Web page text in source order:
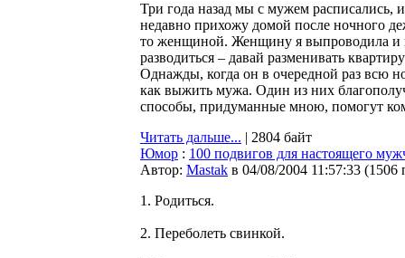
Три года назад мы с мужем расписались,
недавно прихожу домой после ночного
то женщиной. Женщину я выпроводила
разводиться – давай разменивать
Однажды, когда он в очередной раз всю
как выжить мужа. Один из них
способы, придуманные мною, помогут
Читать дальше... | 2804 байт
Юмор : 100 подвигов для настоящего
Автор: Мastak в 04/08/2004 11:57:33 (1506
1. Родиться.
2. Переболеть свинкой.